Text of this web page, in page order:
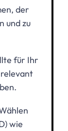
der
und zu
für Ihr
wie